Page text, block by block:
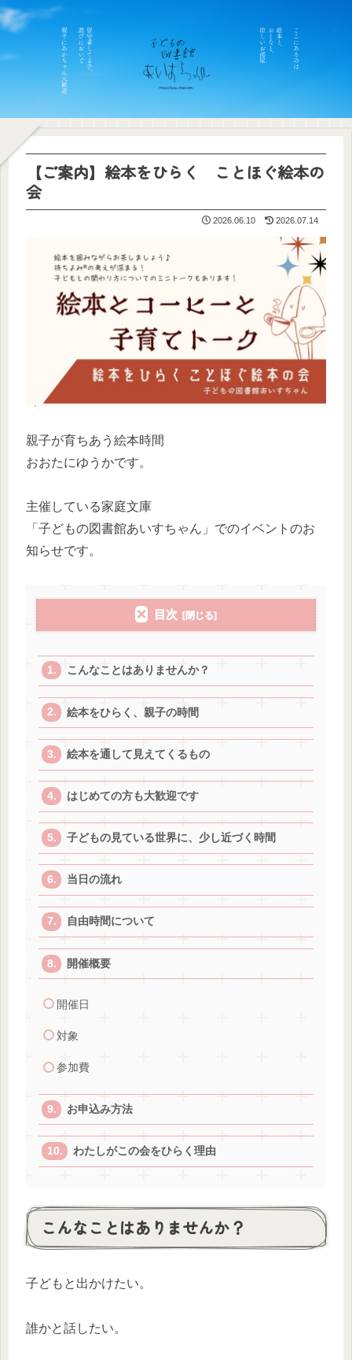
【ご案内】絵本をひらく ことほぐ絵本の
会
2026.06.10 2026.07.14
親子が育ちあう絵本時間
おおたにゆうかです。
主催している家庭文庫
「子どもの図書館あいすちゃん」でのイベントのお
知らせです。
目次
こんなことはありませんか？
絵本をひらく、親子の時間
絵本を通して見えてくるもの
はじめての方も大歓迎です
子どもの見ている世界に、少し近づく時間
当日の流れ
自由時間について
開催概要
開催日
対象
参加費
お申込み方法
わたしがこの会をひらく理由
こんなことはありませんか？
子どもと出かけたい。
誰かと話したい。